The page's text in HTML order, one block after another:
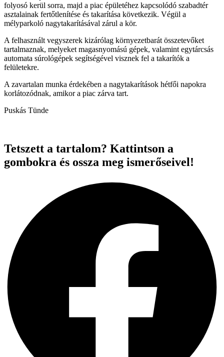
folyosó kerül sorra, majd a piac épületéhez kapcsolódó szabadtér
asztalainak fertőtlenítése és takarítása következik. Végül a
mélyparkoló nagytakarításával zárul a kör.
A felhasznált vegyszerek kizárólag környezetbarát összetevőket
tartalmaznak, melyeket magasnyomású gépek, valamint egytárcsás
automata súrológépek segítségével visznek fel a takarítók a
felületekre.
A zavartalan munka érdekében a nagytakarítások hétfői napokra
korlátozódnak, amikor a piac zárva tart.
Puskás Tünde
Tetszett a tartalom? Kattintson a
gombokra és ossza meg ismerőseivel!